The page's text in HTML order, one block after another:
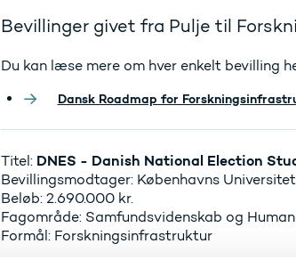
Bevillinger givet fra Pulje til
Du kan læse mere om hver enkelt bevilling
Dansk Roadmap for
Titel: DNES - Danish National Election
Bevillingsmodtager: Københavns Universitet
Beløb: 2.690.000 kr.
Fagområde: Samfundsvidenskab og
Formål: Forskningsinfrastruktur